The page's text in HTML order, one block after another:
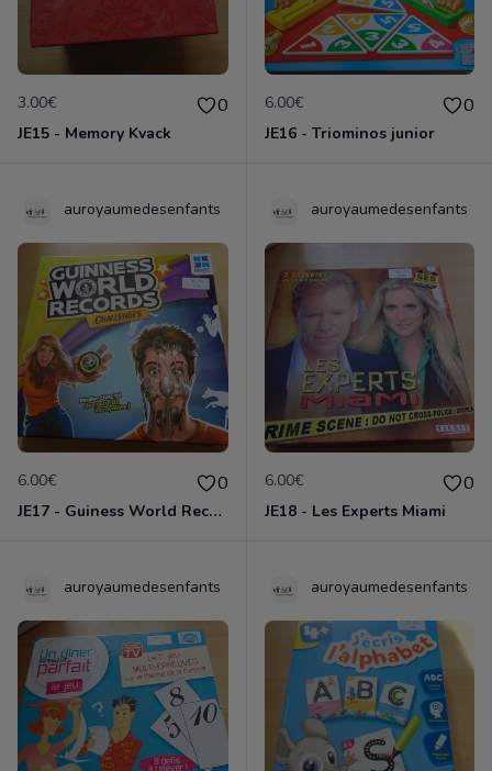
3.00€ 0
JE15 - Memory Kvack
6.00€ 0
JE16 - Triominos junior
auroyaumedesenfants
6.00€ 0
JE17 - Guiness World Records
auroyaumedesenfants
6.00€ 0
JE18 - Les Experts Miami
auroyaumedesenfants auroyaumedesenfants